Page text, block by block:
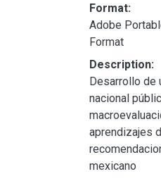
Format:
Adobe
Format
Description:
Desarrollo de
nacional
aprendizajes
mexicano